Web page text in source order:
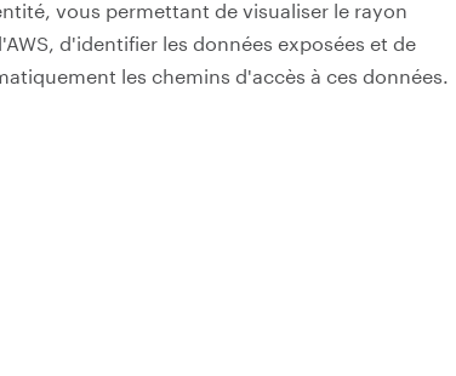
vous permettant de visualiser le rayon
d'identifier les données exposées et de
les chemins d'accès à ces données.